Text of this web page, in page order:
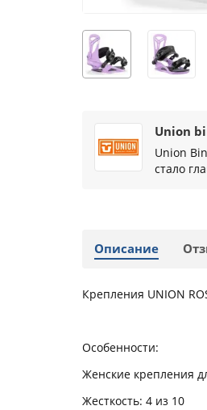
Union
Union
стало
Описание
Крепления UNION
Особенности:
Женские крепления
Жесткость: 4 из 10